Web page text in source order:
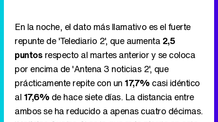
al17,6%de hace siete días. La distancia entre
ambos se ha reducido a apenas cuatro décimas.
'Noticias Cuatro 2' es la que más pierde en esta
franja, con una bajada de1,6 puntoshasta el
4,1%, mientras que 'laSexta noticias 20h'
recupera medio punto y 'Informativos Telecinco
21:00' se mantiene prácticamente plano en el